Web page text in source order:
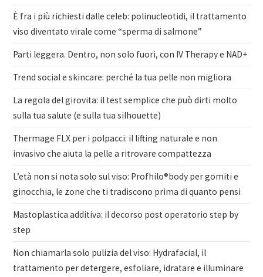
È fra i più richiesti dalle celeb: polinucleotidi, il trattamento
viso diventato virale come “sperma di salmone”
Parti leggera. Dentro, non solo fuori, con IV Therapy e NAD+
Trend social e skincare: perché la tua pelle non migliora
La regola del girovita: il test semplice che può dirti molto
sulla tua salute (e sulla tua silhouette)
Thermage FLX per i polpacci: il lifting naturale e non
invasivo che aiuta la pelle a ritrovare compattezza
L’età non si nota solo sul viso: Profhilo®body per gomiti e
ginocchia, le zone che ti tradiscono prima di quanto pensi
Mastoplastica additiva: il decorso post operatorio step by
step
Non chiamarla solo pulizia del viso: Hydrafacial, il
trattamento per detergere, esfoliare, idratare e illuminare